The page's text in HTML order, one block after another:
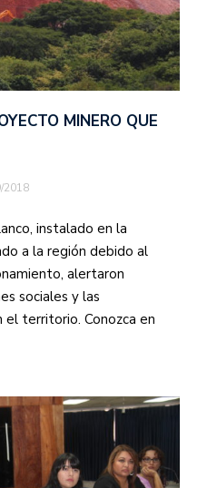
MINERO QUE
2018
instalado en la
a la región debido al
alertaron
sociales y las
el territorio. Conozca en